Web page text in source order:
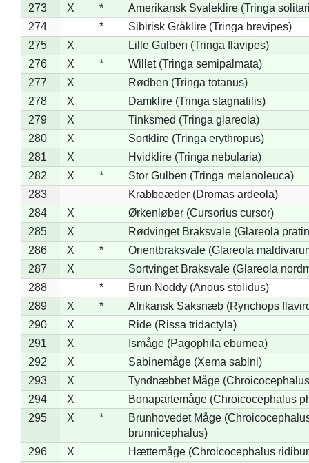
273
X *
Amerikansk Svaleklire (Tringa
274
*
Sibirisk Gråklire (Tringa brevipes)
275
X
Lille Gulben (Tringa flavipes)
276
X *
Willet (Tringa semipalmata)
277
X
Rødben (Tringa totanus)
278
X
Damklire (Tringa stagnatilis)
279
X
Tinksmed (Tringa glareola)
280
X
Sortklire (Tringa erythropus)
281
X
Hvidklire (Tringa nebularia)
282
X *
Stor Gulben (Tringa melanoleuca)
283
Krabbeæder (Dromas ardeola)
284
X
Ørkenløber (Cursorius cursor)
285
X
Rødvinget Braksvale (Glareola
286
X *
Orientbraksvale (Glareola
287
X
Sortvinget Braksvale (Glareola
288
*
Brun Noddy (Anous stolidus)
289
X *
Afrikansk Saksnæb (Rynchops
290
X
Ride (Rissa tridactyla)
291
X
Ismåge (Pagophila eburnea)
292
X
Sabinemåge (Xema sabini)
293
X
Tyndnæbbet Måge
294
X
Bonapartemåge (Chroicocephalus
295
X *
Brunhovedet Måge
brunnicephalus)
296
X
Hættemåge (Chroicocephalus